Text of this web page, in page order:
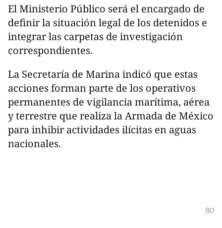
El Ministerio Público será el encargado de
definir la situación legal de los detenidos e
integrar las carpetas de investigación
correspondientes.
La Secretaría de Marina indicó que estas
acciones forman parte de los operativos
permanentes de vigilancia marítima, aérea
y terrestre que realiza la Armada de México
para inhibir actividades ilícitas en aguas
nacionales.
80